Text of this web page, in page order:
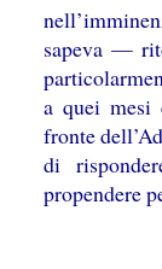
sapeva —
a quei mesi
fronte
di
propendere